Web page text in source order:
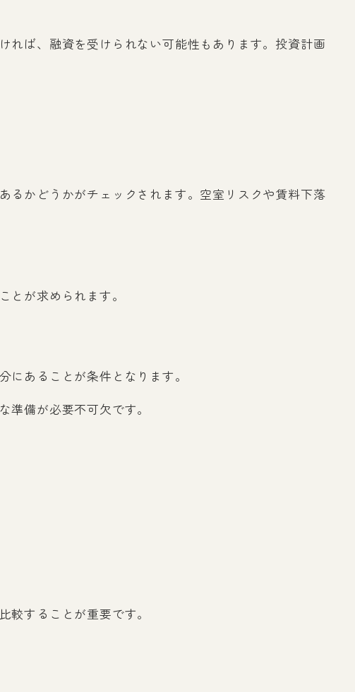
れば、融資を受けられない可能性もあります。投資計画
るかどうかがチェックされます。空室リスクや賃料下落
が求められます。
あることが条件となります。
備が必要不可欠です。
することが重要です。